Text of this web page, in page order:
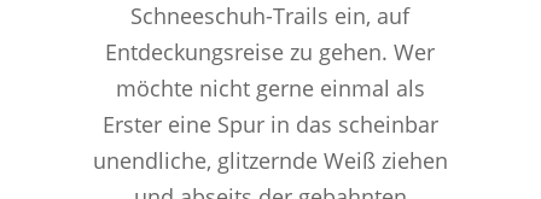
Schneeschuh-Trails ein, auf
Entdeckungsreise zu gehen. Wer
möchte nicht gerne einmal als
Erster eine Spur in das scheinbar
unendliche, glitzernde Weiß ziehen